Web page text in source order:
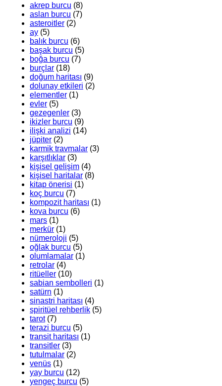
akrep burcu (8)
aslan burcu (7)
asteroitler (2)
ay (5)
balık burcu (6)
başak burcu (5)
boğa burcu (7)
burçlar (18)
doğum haritası (9)
dolunay etkileri (2)
elementler (1)
evler (5)
gezegenler (3)
ikizler burcu (9)
ilişki analizi (14)
jüpiter (2)
karmik travmalar (3)
karşıtlıklar (3)
kişisel gelişim (4)
kişisel haritalar (8)
kitap önerisi (1)
koç burcu (7)
kompozit haritası (1)
kova burcu (6)
mars (1)
merkür (1)
nümeroloji (5)
oğlak burcu (5)
olumlamalar (1)
retrolar (4)
ritüeller (10)
sabian sembolleri (1)
satürn (1)
sinastri haritası (4)
spiritüel rehberlik (5)
tarot(7)
terazi burcu (5)
transit haritası (1)
transitler (3)
tutulmalar (2)
venüs (1)
yay burcu (12)
yengeç burcu (5)